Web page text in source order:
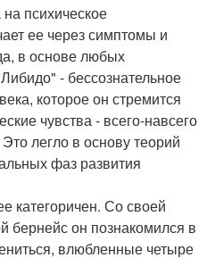
психическое
ее через симптомы и
в основе любых
- бессознательное
которое он стремится
чувства - всего-навсего
легло в основу теорий
фаз развития
категоричен. Со своей
бернейс он познакомился в
влюбленные четыре